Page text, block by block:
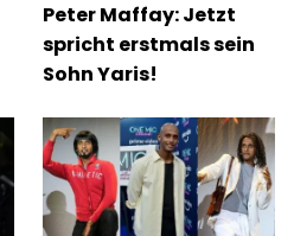
Peter Maffay: Jetzt
spricht erstmals sein
Sohn Yaris!